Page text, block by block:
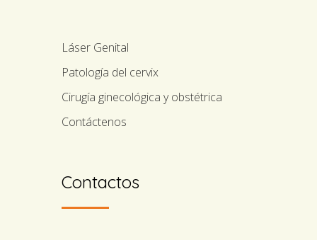
Láser Genital
Patología del cervix
Cirugía ginecológica y obstétrica
Contáctenos
Contactos